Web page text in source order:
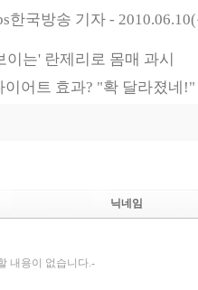
한국방송 기자 -
이는' 란제리로 몸매 과시
이어트 효과? "확 달라졌네!"
닉네임
내용이 없습니다.-